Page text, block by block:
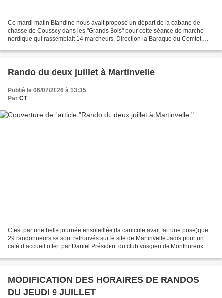
Ce mardi matin Blandine nous avait proposé un départ de la cabane de
chasse de Coussey dans les "Grands Bois" pour cette séance de marche
nordique qui rassemblait 14 marcheurs. Direction la Baraque du Comtot,
Rando du deux juillet à Martinvelle
Publié le 06/07/2026 à 13:35
Par CT
C’est par une belle journée ensoleillée (la canicule avait fait une pose)que
29 randonneurs se sont retrouvés sur le site de Martinvelle Jadis pour un
café d’accueil offert par Daniel Président du club vosgien de Monthureux.
MODIFICATION DES HORAIRES DE RANDOS
DU JEUDI 9 JUILLET